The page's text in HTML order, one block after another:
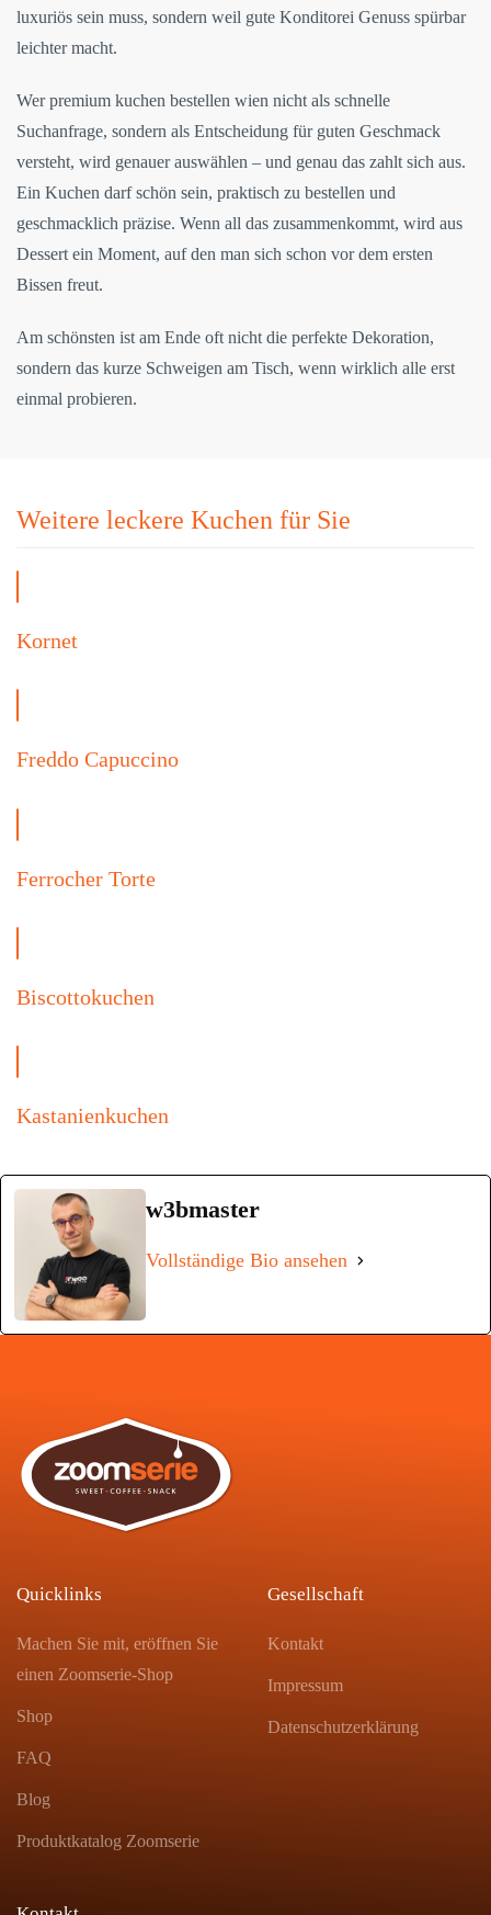
luxuriös sein muss, sondern weil gute Konditorei Genuss spürbar
leichter macht.
Wer premium kuchen bestellen wien nicht als schnelle
Suchanfrage, sondern als Entscheidung für guten Geschmack
versteht, wird genauer auswählen – und genau das zahlt sich aus.
Ein Kuchen darf schön sein, praktisch zu bestellen und
geschmacklich präzise. Wenn all das zusammenkommt, wird aus
Dessert ein Moment, auf den man sich schon vor dem ersten
Bissen freut.
Am schönsten ist am Ende oft nicht die perfekte Dekoration,
sondern das kurze Schweigen am Tisch, wenn wirklich alle erst
einmal probieren.
Weitere leckere Kuchen für Sie
Kornet
Freddo Capuccino
Ferrocher Torte
Biscottokuchen
Kastanienkuchen
w3bmaster
Vollständige Bio ansehen
Quicklinks
Machen Sie mit, eröffnen Sie
einen Zoomserie-Shop
Shop
FAQ
Blog
Produktkatalog Zoomserie
Gesellschaft
Kontakt
Impressum
Datenschutzerklärung